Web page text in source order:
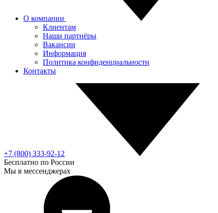
О компании
Клиентам
Наши партнёры
Вакансии
Информация
Политика конфиденциальности
Контакты
+7 (800) 333-92-12
Бесплатно по России
Мы в мессенджерах